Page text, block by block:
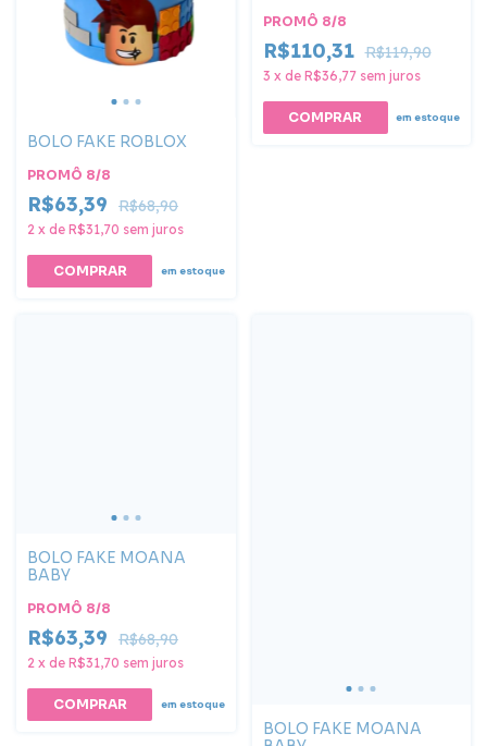
BOLO FAKE ROBLOX
PROMÔ 8/8
R$63,39 R$68,90
2 x de R$31,70 sem juros
COMPRAR em estoque
PROMÔ 8/8
R$110,31 R$119,90
3 x de R$36,77 sem juros
em estoque
BOLO FAKE MOANA
BABY
PROMÔ 8/8
R$63,39 R$68,90
2 x de R$31,70 sem juros
COMPRAR em estoque
BOLO FAKE MOANA